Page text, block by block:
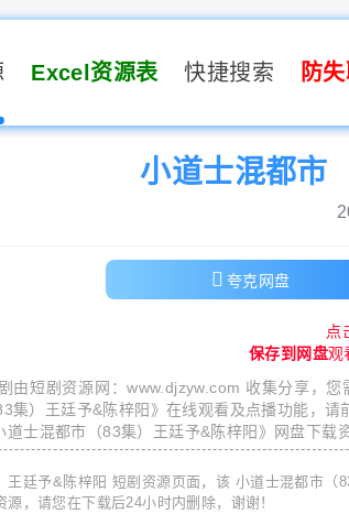
Excel资源表 快捷搜索 防
小道士混都市
夸克网盘
点
保存到网盘观
由短剧资源网 ：www.djzyw.com 收集分享，您
集）王廷予&陈梓阳》在线观看及点播功能，请
道士混都市（83集）王廷予&陈梓阳》网盘下载
王廷予&陈梓阳 短剧资源页面，该 小道士混都市（
源，请您在下载后24小时内删除，谢谢！